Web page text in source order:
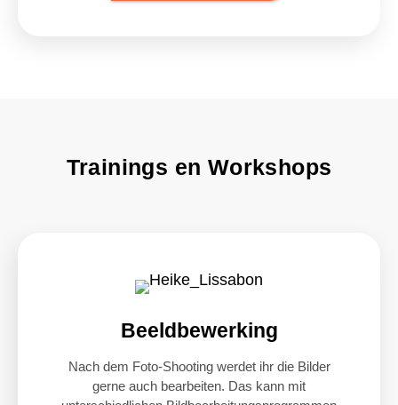
Trainings en Workshops
Beeldbewerking
Nach dem Foto-Shooting werdet ihr die Bilder
gerne auch bearbeiten. Das kann mit